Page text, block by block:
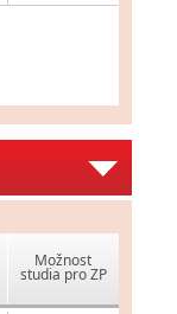
Možnost
studia pro ZP